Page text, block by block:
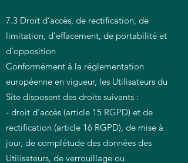
7.3 Droit d’accès, de rectification, de
limitation, d’effacement, de portabilité et
d’opposition
Conformément à la réglementation
européenne en vigueur, les Utilisateurs du
Site disposent des droits suivants :
- droit d'accès (article 15 RGPD) et de
rectification (article 16 RGPD), de mise à
jour, de complétude des données des
Utilisateurs, de verrouillage ou